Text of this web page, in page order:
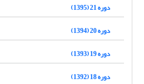
دوره 21 (1395)
دوره 20 (1394)
دوره 19 (1393)
دوره 18 (1392)